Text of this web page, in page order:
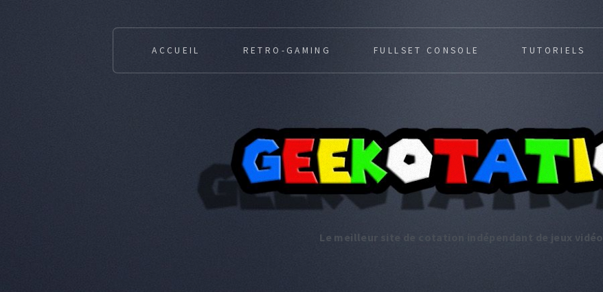
Le meilleur site de cotation indépendant de jeux vidéo
ACCUEIL RETRO-GAMING FULLSET CONSOLE TUTORIELS